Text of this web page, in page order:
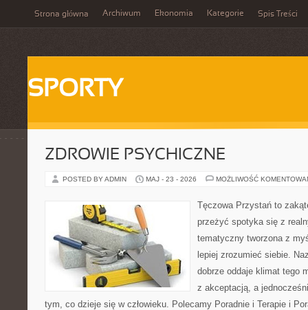
Strona główna Archiwum Ekonomia Kategorie Spis Treści
SPORTY
ZDROWIE PSYCHICZNE
POSTED BY ADMIN MAJ - 23 - 2026 MOŻLIWOŚĆ
Tęczowa Przystań to
przeżyć spotyka się z
tematyczny tworzona z
lepiej zrozumieć siebie.
dobrze oddaje klimat tego
z akceptacją, a
tym, co dzieje się w człowieku. Polecamy Poradnie i Terapie i